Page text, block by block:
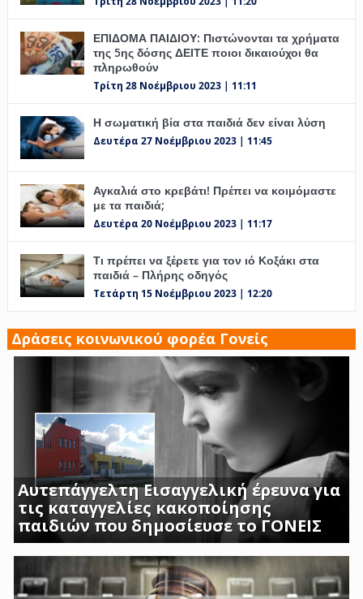
ΕΠΙΔΟΜΑ ΠΑΙΔΙΟΥ: Πιστώνονται τα χρήματα
της 5ης δόσης ΔΕΙΤΕ ποιοι δικαιούχοι θα
πληρωθούν
Τρίτη 28 Νοέμβριου 2023 | 11:11
Η σωματική βία στα παιδιά δεν είναι λύση
Δευτέρα 27 Νοέμβριου 2023 | 11:45
Αγκαλιά στο κρεβάτι! Πρέπει να κοιμόμαστε
με τα παιδιά;
Δευτέρα 20 Νοέμβριου 2023 | 11:17
Τι πρέπει να ξέρετε για τον ιό Κοξάκι στα
παιδιά – Πλήρης οδηγός
Τετάρτη 15 Νοέμβριου 2023 | 12:20
Δράσεις κοινωνικού φορέα Γονείς
Αυτεπάγγελτη Εισαγγελική έρευνα για
τις καταγγελίες κακοποίησης
παιδιών που δημοσίευσε το ΓΟΝΕΙΣ
ΣΟΚΑΡΟΥΝ ΟΙ ΜΑΡΤΥΡΙΕΣ ΓΟΝΕΩΝ ΚΑΙ
ΠΡΟΣΩΠΙΚΟΥ ΤΟΥ Β ΒΡΕΦΙΚΟΥ ΣΤΑΘΜΟΥ
ΑΣΠΡΟΠΥΡΓΟΥ